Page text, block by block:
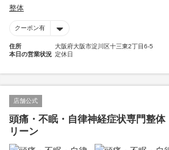
整体
クーポン有
住所
大阪府大阪市淀川区十三東2丁目6-5
本日の営業状況 定休日
店舗公式
頭痛・不眠・自律神経症状専門整
リーン